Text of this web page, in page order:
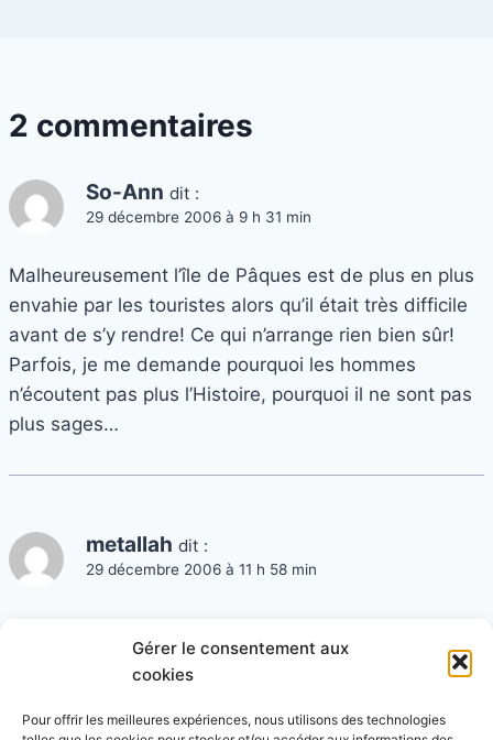
Gérer le consentement aux
cookies
Pour offrir les meilleures expériences, nous utilisons des technologies
2 commentaires
So-Ann dit :
29 décembre 2006 à 9 h 31 min
Malheureusement l’île de Pâques est de plus en plus
envahie par les touristes alors qu’il était très difficile
avant de s’y rendre! Ce qui n’arrange rien bien sûr!
Parfois, je me demande pourquoi les hommes
n’écoutent pas plus l’Histoire, pourquoi il ne sont pas
plus sages…
metallah dit :
29 décembre 2006 à 11 h 58 min
« rendez vous en terre inconnu » du côté des
Mentawai, émouvant, rafraichissant (…)
http://programmes.france2.fr/rendez-vous-en-terre-